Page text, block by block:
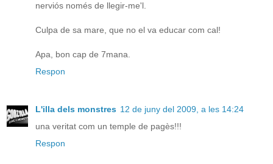
nerviós només de llegir-me'l.
Culpa de sa mare, que no el va educar com cal!
Apa, bon cap de 7mana.
Respon
L'illa dels monstres 12 de juny del 2009, a les 14:24
una veritat com un temple de pagès!!!
Respon